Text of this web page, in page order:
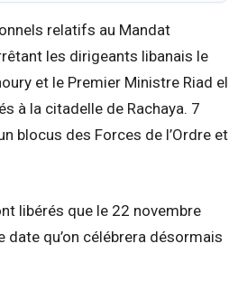
relatifs au Mandat
les dirigeants libanais le
et le Premier Ministre Riad el
à la citadelle de Rachaya. 7
blocus des Forces de l’Ordre et
libérés que le 22 novembre
date qu’on célébrera désormais